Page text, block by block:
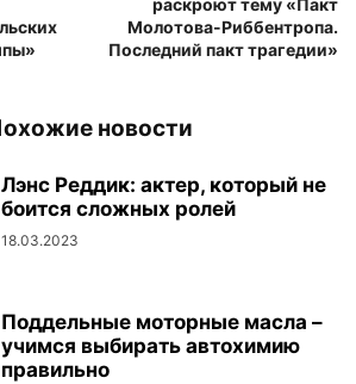
раскроют тему «Пакт
Молотова-Риббентропа.
Последний пакт трагедии»
новости
Лэнс Реддик: актер, который не
боится сложных ролей
18.03.2023
Поддельные моторные масла –
учимся выбирать автохимию
правильно